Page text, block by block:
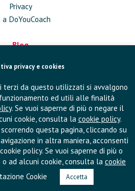
Privacy
a DoYouCoach
Blog
In Azienda
Eventi
Pubblicazioni
Seguici su
privacy e cookies
da questo utilizzati si avvalgono
ed utili alle finalità
. Se vuoi saperne di più o negare il
cookie, consulta la cookie policy.
questa pagina, cliccando su
in altra maniera, acconsenti
policy. Se vuoi saperne di più o
ad alcuni cookie, consulta la cookie
Cookie Accetta